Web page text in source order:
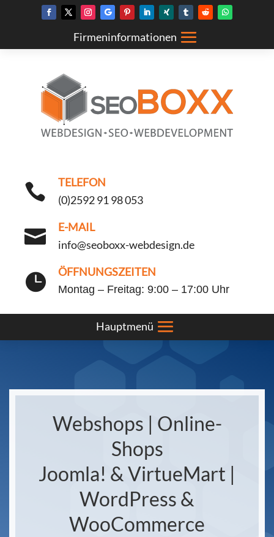

TELEFON
(0)2592 91 98 053

E-MAIL
info@seoboxx-webdesign.de
 ÖFFNUNGSZEITEN
Montag – Freitag: 9:00 – 17:00 Uhr
Webshops | Online-
Shops
Joomla! & VirtueMart |
WordPress &
WooCommerce